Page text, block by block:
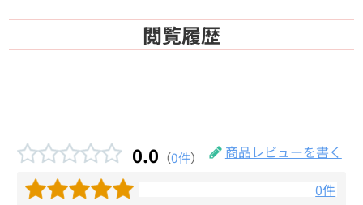
閲覧履歴
0.0 （0件）
商品レビューを書く
0件